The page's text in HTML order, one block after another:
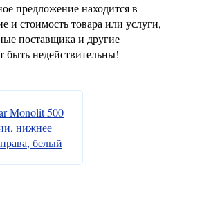
предложение находится в
и стоимость товара или услуги,
поставщика и другие
быть недействительны!